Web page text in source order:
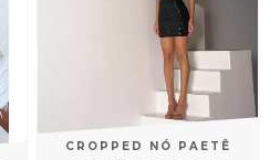
CROPPED NÓ PAETÊ